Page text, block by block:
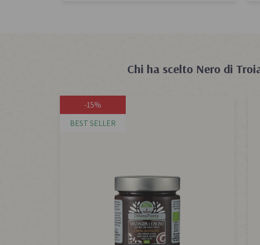
Chi ha scelto Nero di
-15%
BEST SELLER